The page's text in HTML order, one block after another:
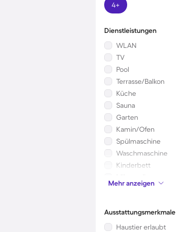
4+
Dienstleistungen
WLAN
TV
Pool
Terrasse/Balkon
Küche
Sauna
Garten
Kamin/Ofen
Spülmaschine
Waschmaschine
Kinderbett
Mikrowelle
Klimaanlage
Mehr anzeigen
Ausstattungsmerkmale
Haustier erlaubt